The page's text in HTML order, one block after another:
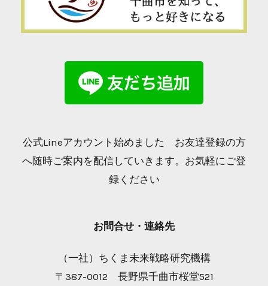
公式Lineアカウント始めました お友達登録の方
へ随時ご案内を配信していきます。お気軽にご登
録ください
お問合せ・連絡先
（一社）ちくま未来戦略研究機構
〒387-0012 長野県千曲市桜堂521